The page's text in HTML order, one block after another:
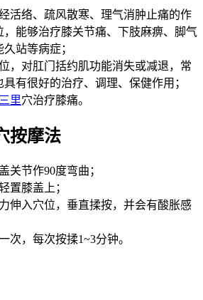
活络、疏风散寒、理气消肿止痛的作
能够治疗膝关节痛、下肢麻痹、脚气
站等病症；
，对肛门括约肌功能消失或减退，常
有很好的治疗、调理、保健作用；
里穴治疗膝痛。
按摩法
关节作90度弯曲；
置膝盖上；
伸入穴位，垂直揉按，并会有酸胀感
次，每次按揉1~3分钟。